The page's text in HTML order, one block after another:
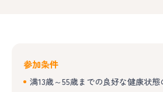
参加条件
満13歳～55歳までの良好な健康状態